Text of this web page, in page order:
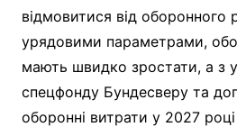
відмовитися від оборонного
урядовими параметрами,
мають швидко зростати, а з
спецфонду Бундесверу та
оборонні витрати у 2027